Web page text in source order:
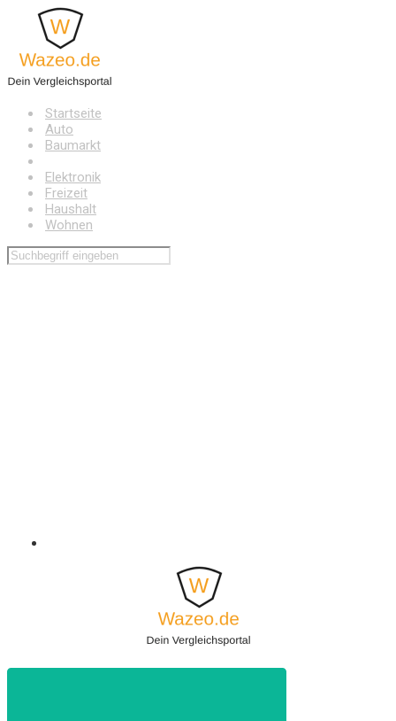
Hauptinhalt
springen
Startseite
Auto
Baumarkt
Elektronik
Freizeit
Haushalt
Wohnen